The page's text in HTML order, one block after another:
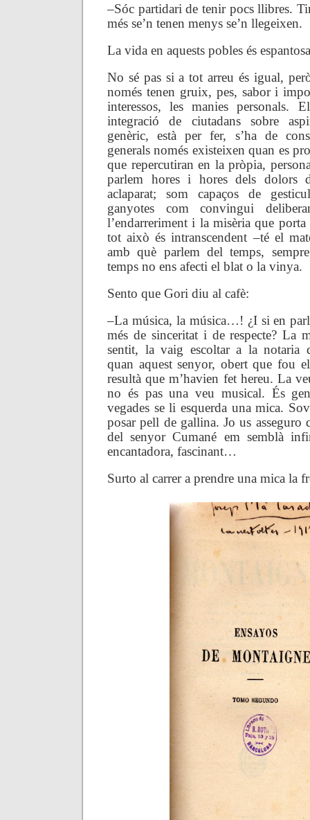
–Sóc partidari de tenir pocs llibres.
més se’n tenen menys se’n llegeixen.
La vida en aquests pobles és
No sé pas si a tot arreu és igual,
només tenen gruix, pes, sabor i
interessos, les manies personals.
integració de ciutadans sobre
genèric, està per fer, s’ha de
generals només existeixen quan es
que repercutiran en la pròpia,
parlem hores i hores dels dolors
aclaparat; som capaços de
ganyotes com convingui
l’endarreriment i la misèria que
tot això és intranscendent –té el
amb què parlem del temps,
temps no ens afecti el blat o la vinya.
Sento que Gori diu al cafè:
–La música, la música…! ¿I si en
més de sinceritat i de respecte? La
sentit, la vaig escoltar a la notaria
quan aquest senyor, obert que fou
resultà que m’havien fet hereu. La
no és pas una veu musical. És
vegades se li esquerda una mica.
posar pell de gallina. Jo us asseguro
del senyor Cumané em semblà
encantadora, fascinant…
Surto al carrer a prendre una mica la